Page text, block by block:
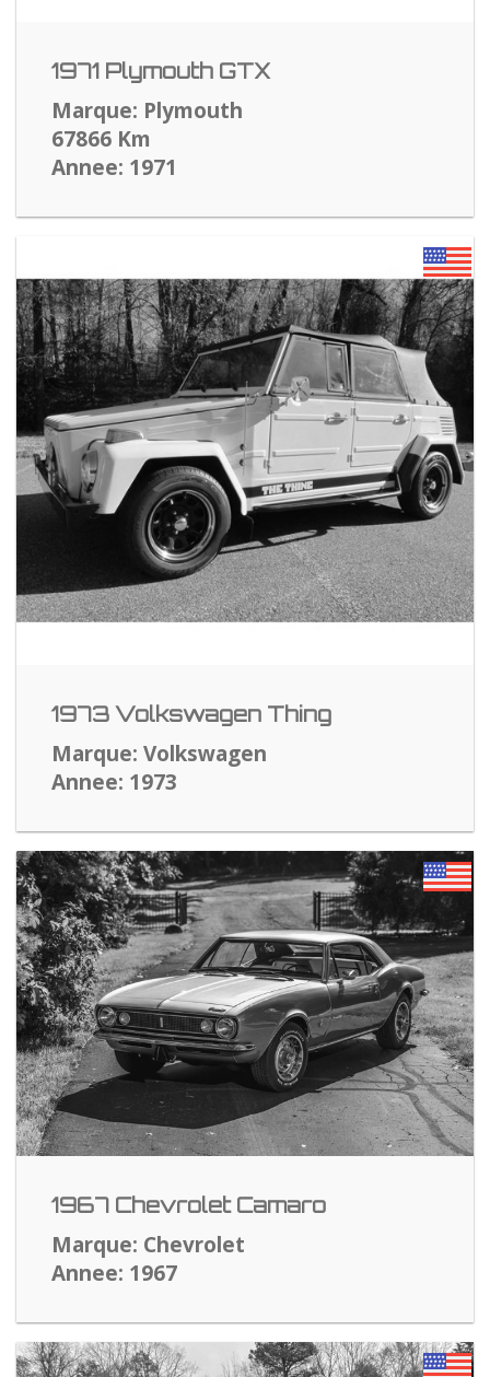
1971 Plymouth GTX
Marque: Plymouth
67866 Km
Annee: 1971
1973 Volkswagen Thing
Marque: Volkswagen
Annee: 1973
1967 Chevrolet Camaro
Marque: Chevrolet
Annee: 1967